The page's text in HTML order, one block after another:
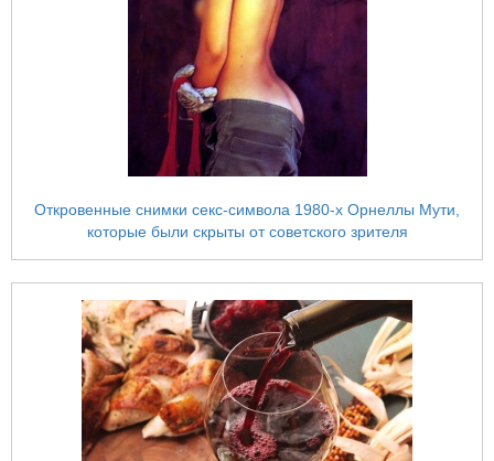
Откровенные снимки секс-символа 1980-х Орнеллы Мути,
которые были скрыты от советского зрителя